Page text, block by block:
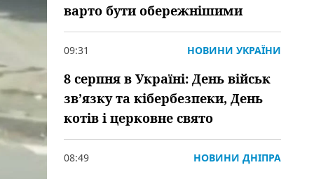
варто бути обережнішими
09:31 НОВИНИ УКРАЇНИ
8 серпня в Україні: День військ
зв’язку та кібербезпеки, День
котів і церковне свято
08:49 НОВИНИ ДНІПРА